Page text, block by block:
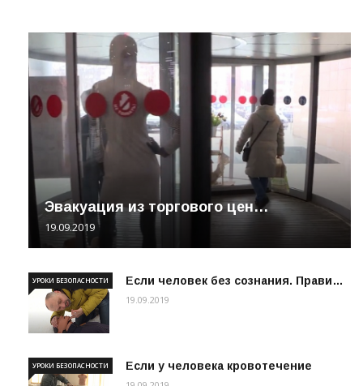
Эвакуация из торгового цен…
19.09.2019
Если человек без сознания. Прави…
УРОКИ БЕЗОПАСНОСТИ
19.09.2019
Если у человека кровотечение
УРОКИ БЕЗОПАСНОСТИ